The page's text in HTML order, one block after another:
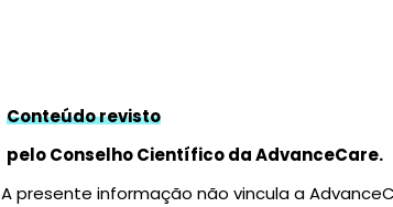
Conteúdo revisto
pelo Conselho Científico da AdvanceCare.
A presente informação não vincula a